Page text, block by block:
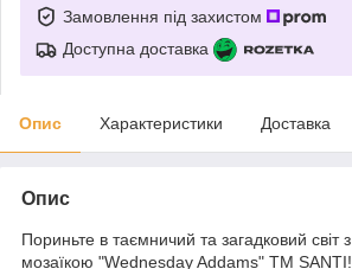
Замовлення під захистом
Доступна доставка
Опис Характеристики Доставка
Опис
Пориньте в таємничий та загадковий світ
мозаїкою "Wednesday Addams" ТМ